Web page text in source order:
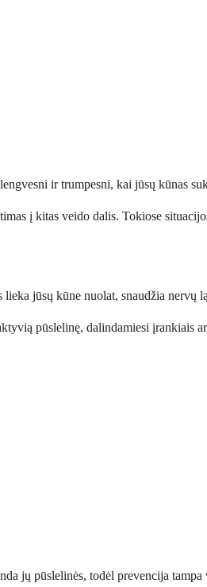
ir trumpesni, kai jūsų kūnas
į kitas veido dalis. Tokiose
jūsų kūne nuolat, snaudžia nervų
pūslelinę, dalindamiesi įrankiais
jų pūslelinės, todėl prevencija tampa